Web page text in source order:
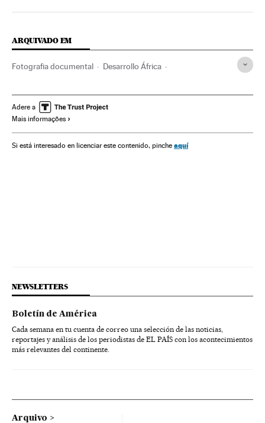
ARQUIVADO EM
Fotografia documental Desarrollo África
África central Artes plásticas
Adere a
Mais informações
Si está interesado en licenciar este contenido, pinche aquí
NEWSLETTERS
Boletín de América
Cada semana en tu cuenta de correo una selección de las noticias,
reportajes y análisis de los periodistas de EL PAÍS con los acontecimientos
más relevantes del continente.
Arquivo